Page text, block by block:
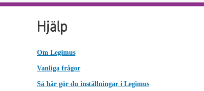
Hjälp
Om Legimus
Vanliga frågor
Så här gör du inställningar i Legimus